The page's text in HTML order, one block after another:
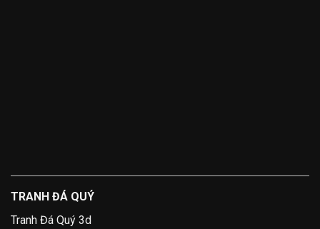
TRANH ĐÁ QUÝ
Tranh Đá Quý 3d